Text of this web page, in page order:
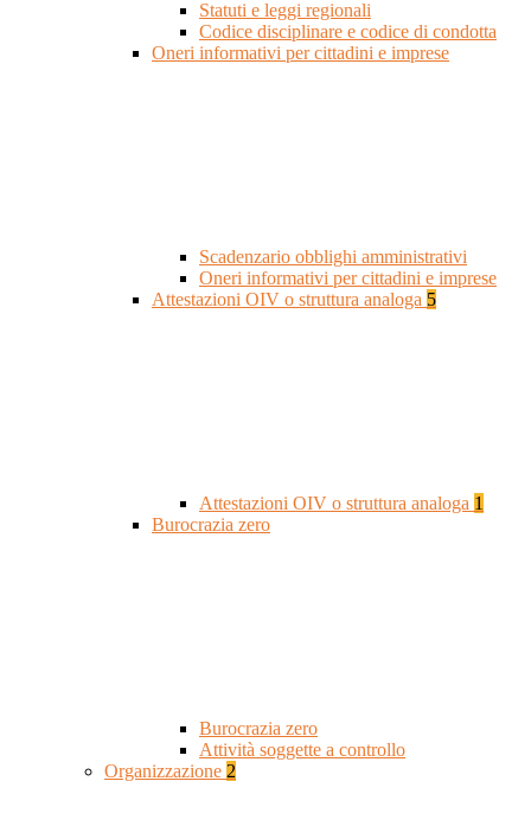
Statuti e leggi regionali
Codice disciplinare e codice di condotta
Oneri informativi per cittadini e imprese
Scadenzario obblighi amministrativi
Oneri informativi per cittadini e imprese
Attestazioni OIV o struttura analoga 5
Attestazioni OIV o struttura analoga 1
Burocrazia zero
Burocrazia zero
Attività soggette a controllo
Organizzazione 2